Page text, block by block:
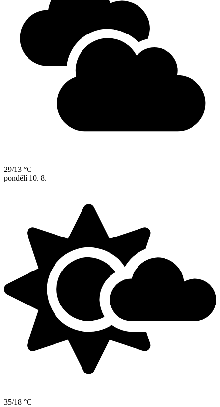
29/13 °C
pondělí 10. 8.
35/18 °C